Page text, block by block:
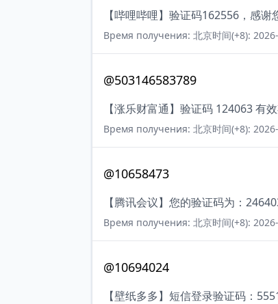
【哔哩哔哩】验证码162556，感谢
Время получения: 北京时间(+8):
@503146583789
【涨乐财富通】验证码 124063 有
Время получения: 北京时间(+8):
@10658473
【腾讯会议】您的验证码为：
Время получения: 北京时间(+8):
@10694024
【壁纸多多】短信登录验证码：